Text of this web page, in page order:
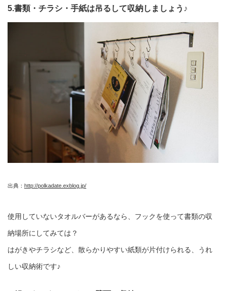
5.書類・チラシ・手紙は吊るして収納しましょう♪
出典： http://polkadate.exblog.jp/
使用していないタオルバーがあるなら、フックを使って書類の収
納場所にしてみては？
はがきやチラシなど、散らかりやすい紙類が片付けられる、うれ
しい収納術です♪